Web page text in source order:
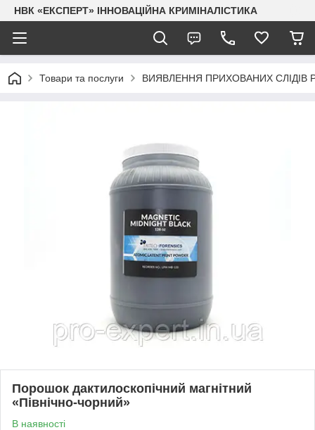
НВК «ЕКСПЕРТ» ІННОВАЦІЙНА КРИМІНАЛІСТИКА
Товари та послуги ВИЯВЛЕННЯ ПРИХОВАНИХ СЛІДІВ
Порошок дактилоскопічний магнітний
«Північно-чорний»
В наявності